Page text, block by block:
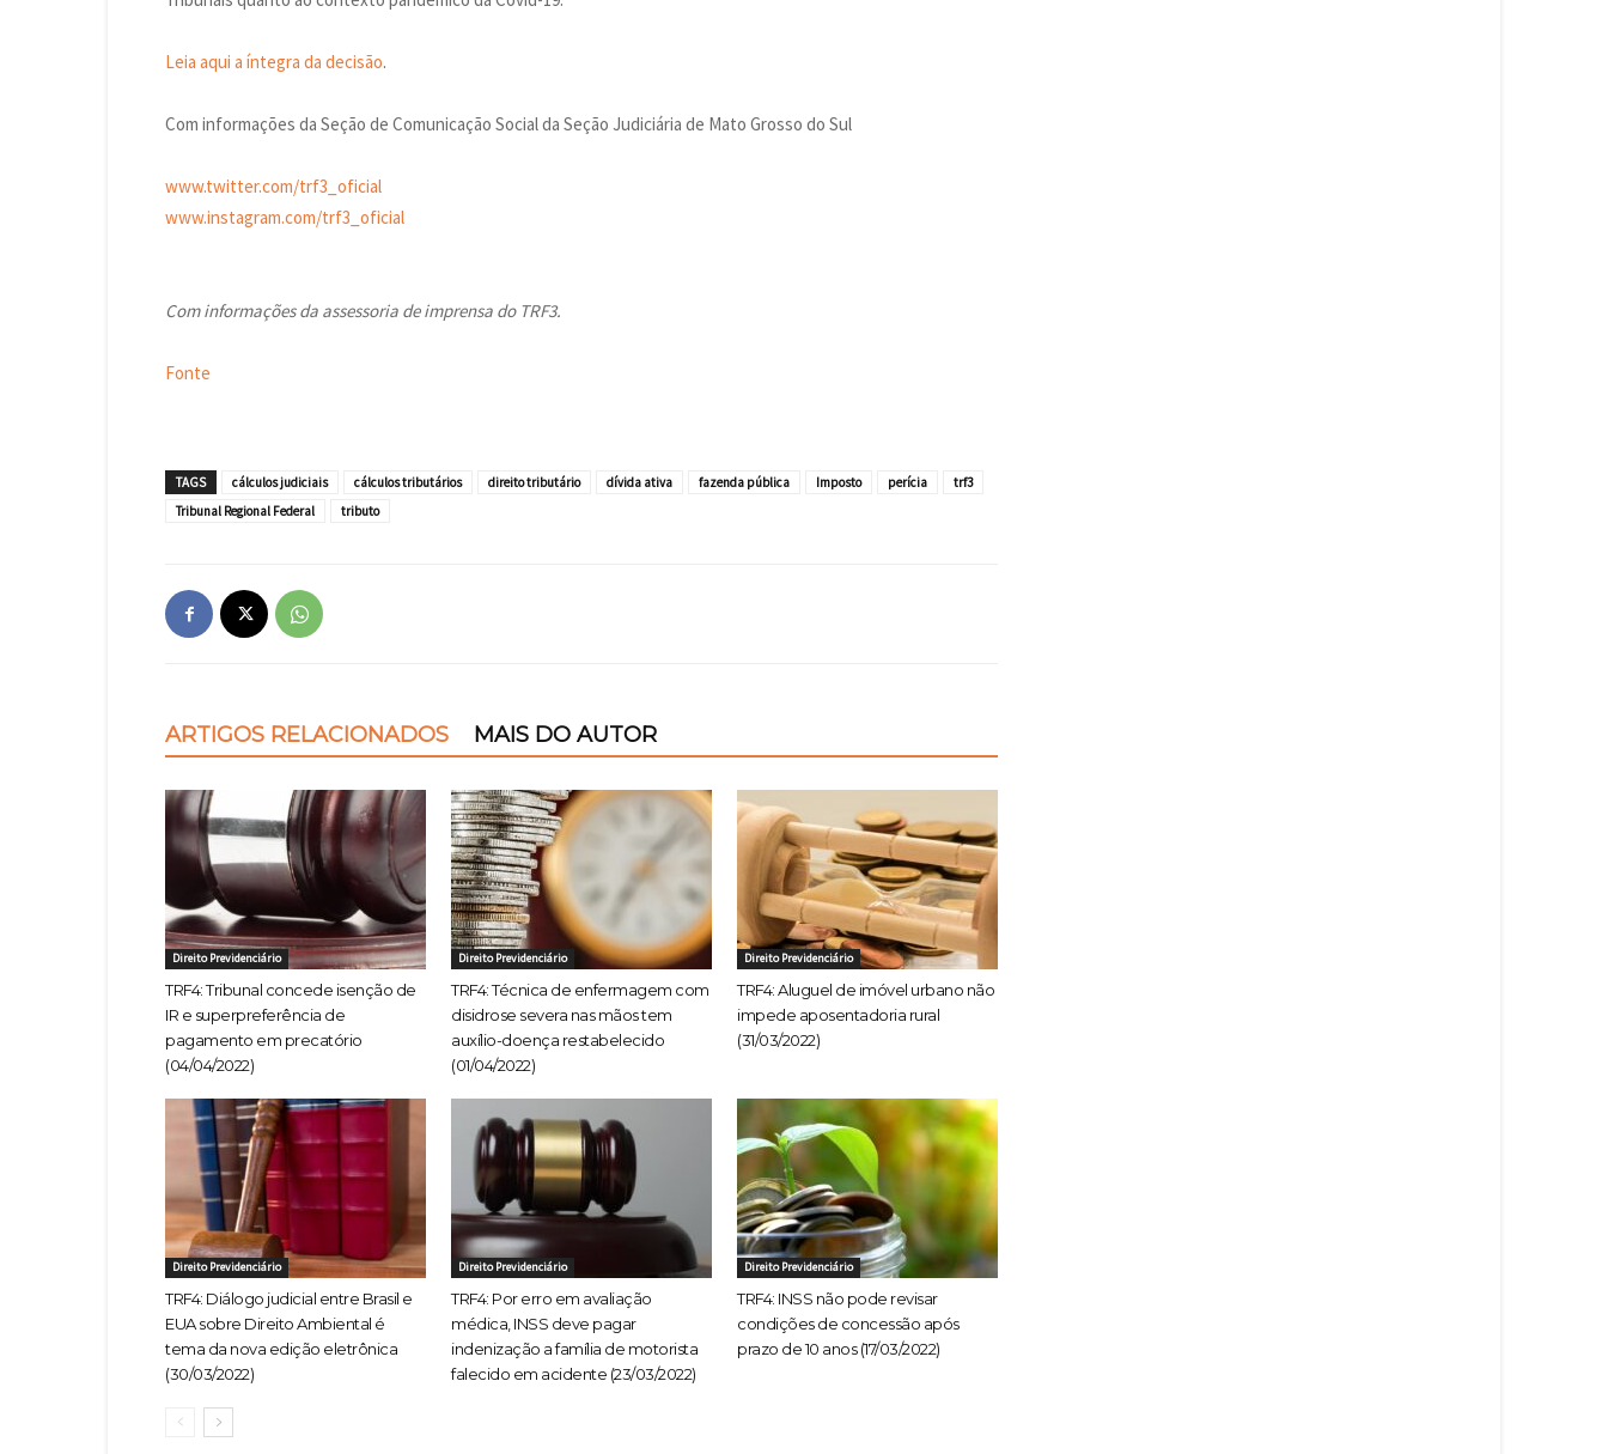
Leia aqui a íntegra da decisão.
Com informações da Seção de Comunicação Social da Seção Judiciária de Mato Grosso do Sul
www.twitter.com/trf3_oficial
www.instagram.com/trf3_oficial
Com informações da assessoria de imprensa do TRF3.
Fonte
TAGS cálculos judiciais cálculos tributários direito tributário dívida ativa fazenda pública Imposto perícia
trf3
Tribunal Regional Federal
tributo
ARTIGOS RELACIONADOS MAIS DO AUTOR
Direito Previdenciário
TRF4: Tribunal concede isenção de
IR e superpreferência de
pagamento em precatório
(04/04/2022)
Direito Previdenciário
TRF4: Técnica de enfermagem com
disidrose severa nas mãos tem
auxílio-doença restabelecido
(01/04/2022)
Direito Previdenciário
TRF4: Aluguel de imóvel urbano não
impede aposentadoria rural
(31/03/2022)
Direito Previdenciário
TRF4: Diálogo judicial entre Brasil e
EUA sobre Direito Ambiental é
tema da nova edição eletrônica
(30/03/2022)
Direito Previdenciário
TRF4: Por erro em avaliação
médica, INSS deve pagar
indenização a família de motorista
falecido em acidente (23/03/2022)
Direito Previdenciário
TRF4: INSS não pode revisar
condições de concessão após
prazo de 10 anos (17/03/2022)